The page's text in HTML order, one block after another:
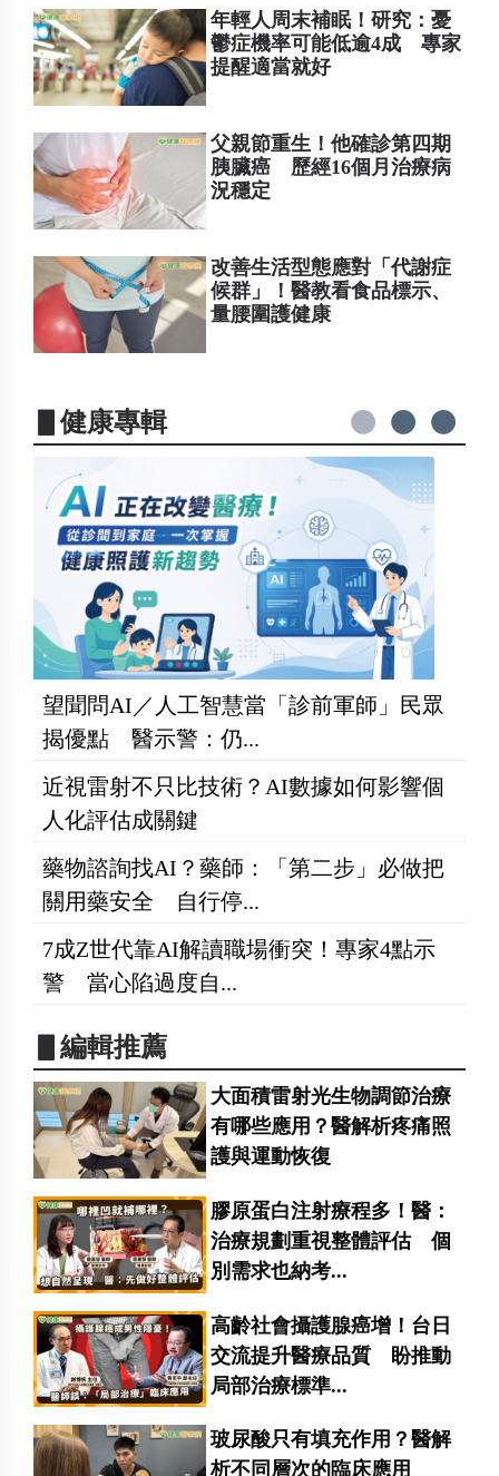
年輕人周末補眠！研究：憂
鬱症機率可能低逾4成 專家
提醒適當就好
父親節重生！他確診第四期
胰臟癌 歷經16個月治療病
況穩定
改善生活型態應對「代謝症
候群」！醫教看食品標示、
量腰圍護健康
▋健康專輯
望聞問AI／人工智慧當「診前軍師」民眾
揭優點 醫示警：仍...
近視雷射不只比技術？AI數據如何影響個
人化評估成關鍵
藥物諮詢找AI？藥師：「第二步」必做把
關用藥安全 自行停...
7成Z世代靠AI解讀職場衝突！專家4點示
警 當心陷過度自...
▋編輯推薦
大面積雷射光生物調節治療
有哪些應用？醫解析疼痛照
護與運動恢復
膠原蛋白注射療程多！醫：
治療規劃重視整體評估 個
別需求也納考...
高齡社會攝護腺癌增！台日
交流提升醫療品質 盼推動
局部治療標準...
玻尿酸只有填充作用？醫解
析不同層次的臨床應用